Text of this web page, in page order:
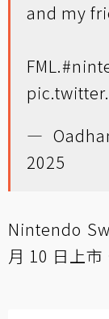
and my
FML.
—
2025
Nintendo
月 10 日上市